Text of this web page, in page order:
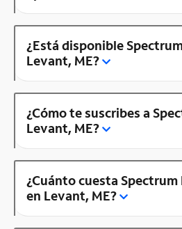
¿Está disponible
Levant, ME?
¿Cómo te suscribes a
Levant, ME?
¿Cuánto cuesta
en Levant, ME?